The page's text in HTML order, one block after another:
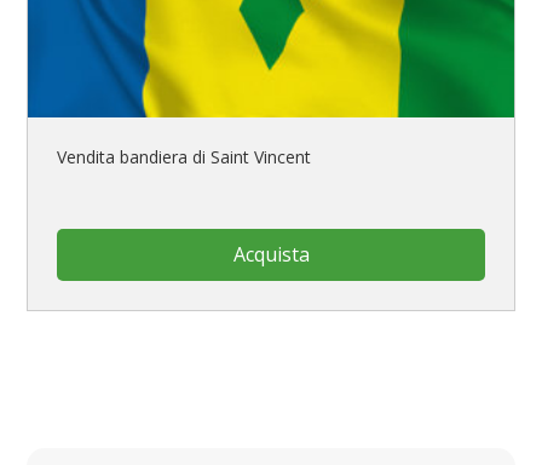
Vendita bandiera di Saint Vincent
Acquista